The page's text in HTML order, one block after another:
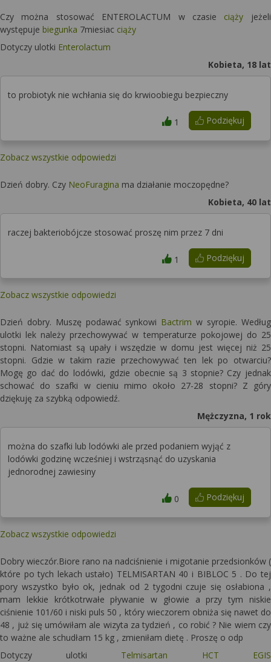
Czy można stosować ENTEROLACTUM w czasie ciąży jeżeli
występuje biegunka 7miesiac ciąży
Dotyczy ulotki Enterolactum
Kobieta, 18 lat
to probiotyk nie wchłania się do krwioobiegu bezpieczny
Podziękuj
1
Zobacz wszystkie odpowiedzi
Dzień dobry. Czy NeoFuragina ma działanie moczopędne?
Kobieta, 40 lat
raczej bakteriobójcze stosować proszę nim przez 7 dni
Podziękuj
1
Zobacz wszystkie odpowiedzi
Dzień dobry. Muszę podawać synkowi Bactrim w syropie. Według
ulotki lek należy przechowywać w temperaturze pokojowej do 25
stopni. Natomiast są upały i wszędzie w domu jest więcej niż 25
stopni. Gdzie w takim razie przechowywać ten lek po otwarciu?
Mogę go dać do lodówki, gdzie obecnie są 3 stopnie? Czy jednak
schować do szafki w cieniu mimo około 27-28 stopni? Z góry
dziękuję za szybką odpowiedź.
Mężczyzna, 1 rok
można do szafki lub lodówki ale przed podaniem wyjąć z
lodówki godzinę wcześniej i wstrząsnąć do uzyskania
jednorodnej zawiesiny
Podziękuj
0
Zobacz wszystkie odpowiedzi
Dobry wieczór.Biore rano na nadciśnienie i migotanie przedsionków (
które po tych lekach ustało) TELMISARTAN 40 i BIBLOC 5 . Do tej
pory wszystko było ok, jednak od 2 tygodni czuje się osłabiona ,
mam lekkie krótkotrwałe pływanie w głowie a przy tym niskie
ciśnienie 101/60 i niski puls 50 , który wieczorem obniża się nawet do
48 , już się umówiłam ale wizyta za tydzień , co robić ? Nie wiem czy
to ważne ale schudłam 15 kg , zmieniłam dietę . Proszę o odp
Dotyczy ulotki Telmisartan HCT EGIS